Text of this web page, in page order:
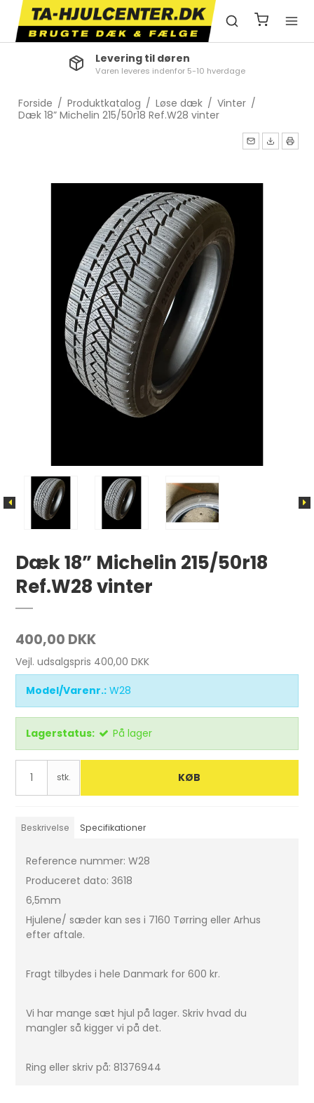
Levering til døren
Varen leveres indenfor 5-10 hverdage
Forside / Produktkatalog / Løse dæk / Vinter /
Dæk 18” Michelin 215/50r18 Ref.W28 vinter
Dæk 18” Michelin 215/50r18
Ref.W28 vinter
400,00 DKK
Vejl. udsalgspris 400,00 DKK
Model/Varenr.: W28
Lagerstatus: På lager
stk. KØB
Beskrivelse Specifikationer
Reference nummer: W28
Produceret dato: 3618
6,5mm
Hjulene/ sæder kan ses i 7160 Tørring eller Arhus
efter aftale.
Fragt tilbydes i hele Danmark for 600 kr.
Vi har mange sæt hjul på lager. Skriv hvad du
mangler så kigger vi på det.
Ring eller skriv på: 81376944